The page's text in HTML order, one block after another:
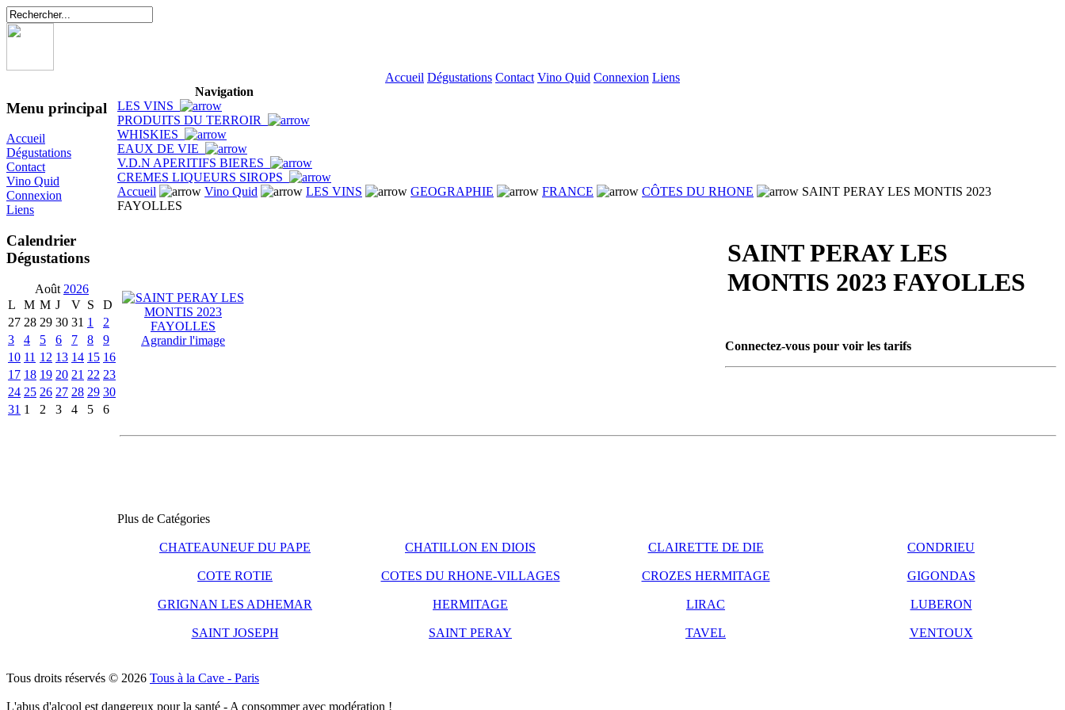
Accueil Dégustations Contact Vino Quid Connexion Liens
Menu principal
Accueil
Dégustations
Contact
Vino Quid
Connexion
Liens
Calendrier
Dégustations
Août 2026
L
M M J V S
D
27 28 29 30 31 1
2
3
4 5 6 7 8
9
10 11 12 13 14 15 16
17 18 19 20 21 22 23
24 25 26 27 28 29 30
31 1 2 3 4 5 6
Navigation
LES VINS
PRODUITS DU TERROIR
WHISKIES
EAUX DE VIE
V.D.N APERITIFS BIERES
CREMES LIQUEURS SIROPS
Accueil
Vino Quid LES VINS GEOGRAPHIE FRANCE CÔTES DU RHONE
SAINT PERAY LES MONTIS 2023
FAYOLLES
Agrandir l'image
SAINT PERAY LES
MONTIS 2023 FAYOLLES
Connectez-vous pour voir les tarifs
Plus de Catégories
CHATEAUNEUF DU PAPE CHATILLON EN DIOIS CLAIRETTE DE DIE CONDRIEU
COTE ROTIE COTES DU RHONE-VILLAGES CROZES HERMITAGE GIGONDAS
GRIGNAN LES ADHEMAR HERMITAGE LIRAC LUBERON
SAINT JOSEPH SAINT PERAY TAVEL VENTOUX
Tous droits réservés © 2026 Tous à la Cave - Paris
L'abus d'alcool est dangereux pour la santé - A consommer avec modération !